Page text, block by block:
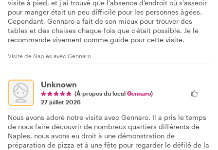
visite à pied, et j'ai trouvé que l'absence d'endroit où s'asseoir
pour manger était un peu difficile pour les personnes âgées.
Cependant, Gennaro a fait de son mieux pour trouver des
tables et des chaises chaque fois que c'était possible. Je le
recommande vivement comme guide pour cette visite.
Visite de Naples avec Gennaro
Unknown
(À propos du local Gennaro)
27 juillet 2026
Nous avons adoré notre visite avec Gennaro. Il a pris le temps
de nous faire découvrir de nombreux quartiers différents de
Naples, nous avons eu droit à une démonstration de
préparation de pizza et à une fête pour regarder le défilé de la